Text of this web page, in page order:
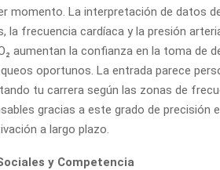
momento. La interpretación de datos
frecuencia cardíaca y la presión
aumentan la confianza en la toma de
oportunos. La entrada parece
tu carrera según las zonas de
gracias a este grado de precisión
a largo plazo.
y Competencia